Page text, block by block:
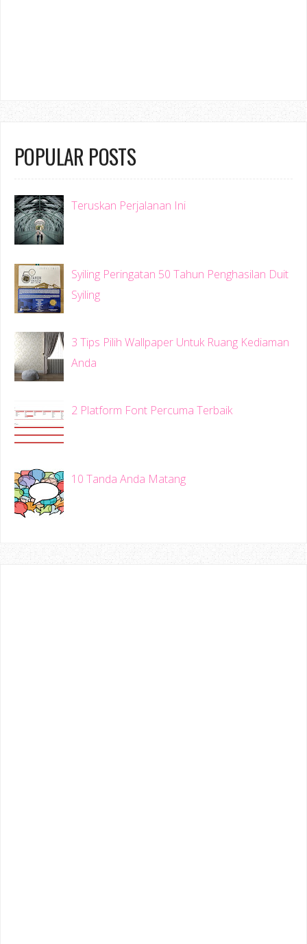
POPULAR POSTS
Teruskan Perjalanan Ini
Syiling Peringatan 50 Tahun Penghasilan Duit
Syiling
3 Tips Pilih Wallpaper Untuk Ruang Kediaman
Anda
2 Platform Font Percuma Terbaik
10 Tanda Anda Matang